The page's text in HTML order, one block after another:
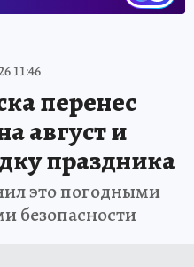
11:46
перенес
август и
праздника
это погодными
безопасности